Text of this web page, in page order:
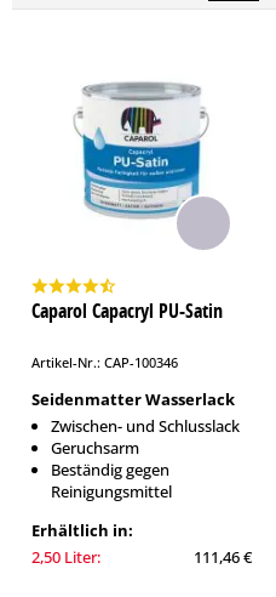
Caparol Capacryl PU-Satin
Artikel-Nr.: CAP-100346
Seidenmatter Wasserlack
Zwischen- und Schlusslack
Geruchsarm
Beständig gegen
Reinigungsmittel
Erhältlich in:
2,50 Liter:
111,46 €